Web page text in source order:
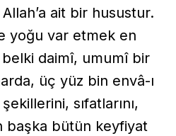
Allah’a ait bir husustur.
yoğu var etmek en
daimî, umumî bir
üç yüz bin envâ-ı
sıfatlarını,
başka bütün keyfiyat